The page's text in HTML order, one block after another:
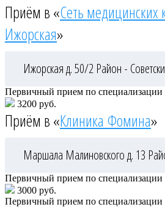
Приём в «Сеть медицинских
Ижорская»
Ижорская д. 50/2 Район -
Первичный прием по специализации
3200 руб.
Приём в «Клиника Фомина»
Маршала Малиновского д. 13
Первичный прием по специализации
3000 руб.
Первичный прием по специализации